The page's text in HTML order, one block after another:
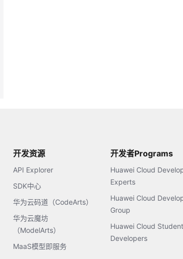
开发资源
API Explorer
SDK中心
华为云码道（CodeArts）
华为云魔坊
（ModelArts）
MaaS模型即服务
开发者Programs
Huawei Cloud
Experts
Huawei Cloud
Group
Huawei Cloud Student
Developers